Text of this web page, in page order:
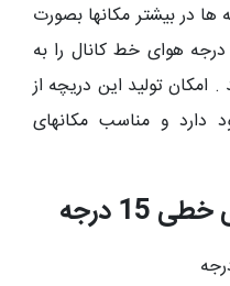
در بیشتر مکانها بصورت
دیواری بکار رفته که با زاویه 15 درجه هوای خط کانال را به
امکان تولید این دریچه از
دارد و مناسب مکانهای
درجه